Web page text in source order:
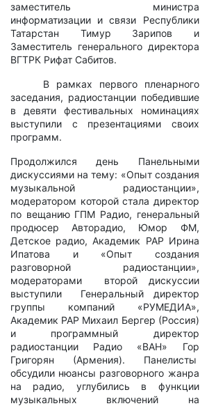
заместитель министра
информатизации и связи Республики
Татарстан Тимур Зарипов и
Заместитель генерального директора
ВГТРК Рифат Сабитов.
В рамках первого пленарного
заседания, радиостанции победившие
в девяти фестивальных номинациях
выступили с презентациями своих
программ.
Продолжился день Панельными
дискуссиями на тему: «Опыт создания
музыкальной радиостанции»,
модератором которой стала директор
по вещанию ГПМ Радио, генеральный
продюсер Авторадио, Юмор ФМ,
Детское радио, Академик РАР Ирина
Ипатова и «Опыт создания
разговорной радиостанции»,
модераторами второй дискуссии
выступили Генеральный директор
группы компаний «РУМЕДИА»,
Академик РАР Михаил Бергер (Россия)
и программный директор
радиостанции Радио «ВАН» Гор
Григорян (Армения). Панелисты
обсудили нюансы разговорного жанра
на радио, углубились в функции
музыкальных включений на